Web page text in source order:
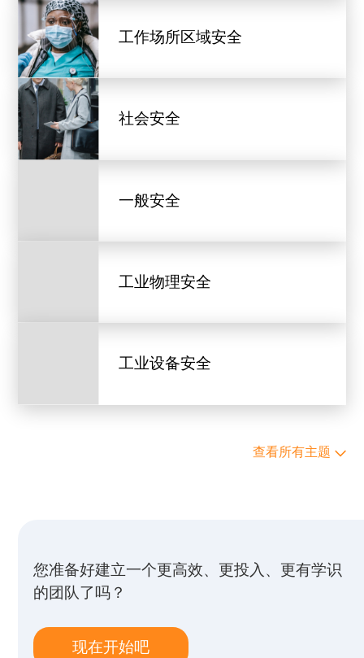
工作场所区域安全
社会安全
一般安全
工业物理安全
工业设备安全
查看所有主题
您准备好建立一个更高效、更投入、更有学识
的团队了吗？
现在开始吧